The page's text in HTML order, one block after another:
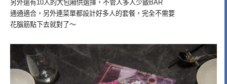
另外還有10人的大包廂供選擇，不管人多人少飯BAR
通通適合，另外連菜單都設計好多人的套餐，完全不需要
花腦筋點下去就對了～